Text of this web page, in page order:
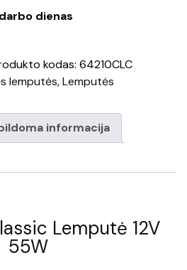
dienas
kodas: 64210CLC
lemputės,Lemputės
informacija
Lemputė 12V
55W